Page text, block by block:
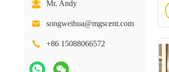
Mr. Andy
songweihua@mgscent.com
+86 15088066572